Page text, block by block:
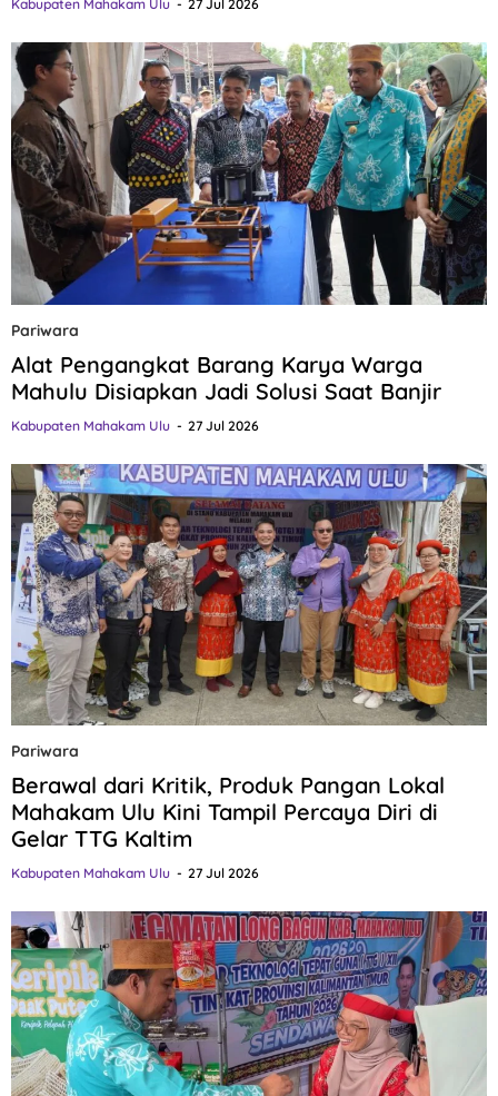
Kabupaten Mahakam Ulu 27 Jul 2026
Pariwara
Alat Pengangkat Barang Karya Warga
Mahulu Disiapkan Jadi Solusi Saat Banjir
Kabupaten Mahakam Ulu 27 Jul 2026
Pariwara
Berawal dari Kritik, Produk Pangan Lokal
Mahakam Ulu Kini Tampil Percaya Diri di
Gelar TTG Kaltim
Kabupaten Mahakam Ulu 27 Jul 2026